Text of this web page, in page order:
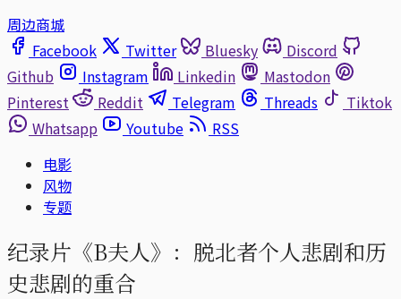
周边商城
Facebook
Twitter Bluesky
Discord
Github
Instagram Linkedin
Mastodon
Pinterest
Reddit Telegram Threads
Tiktok
Whatsapp
Youtube
RSS
电影
风物
专题
纪录片《B夫人》：脱北者个人悲剧和历
史悲剧的重合